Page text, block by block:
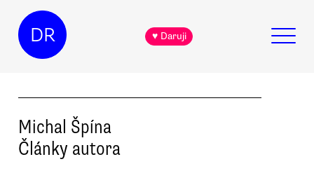
DR ♥ Daruji
Michal Špína
Články autora